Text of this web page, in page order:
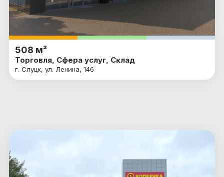
508 м²
Торговля, Сфера услуг, Склад
г. Слуцк, ул. Ленина, 146